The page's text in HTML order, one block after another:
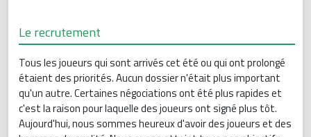
Le recrutement
Tous les joueurs qui sont arrivés cet été ou qui ont prolongé
étaient des priorités. Aucun dossier n'était plus important
qu'un autre. Certaines négociations ont été plus rapides et
c'est la raison pour laquelle des joueurs ont signé plus tôt.
Aujourd'hui, nous sommes heureux d'avoir des joueurs et des